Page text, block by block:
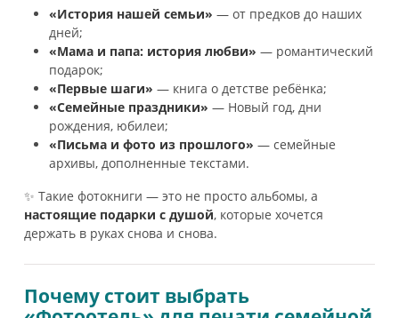
«История нашей семьи» — от предков до наших
дней;
«Мама и папа: история любви» — романтический
подарок;
«Первые шаги» — книга о детстве ребёнка;
«Семейные праздники» — Новый год, дни
рождения, юбилеи;
«Письма и фото из прошлого» — семейные
архивы, дополненные текстами.
✨ Такие фотокниги — это не просто альбомы, а
настоящие подарки с душой, которые хочется
держать в руках снова и снова.
Почему стоит выбрать